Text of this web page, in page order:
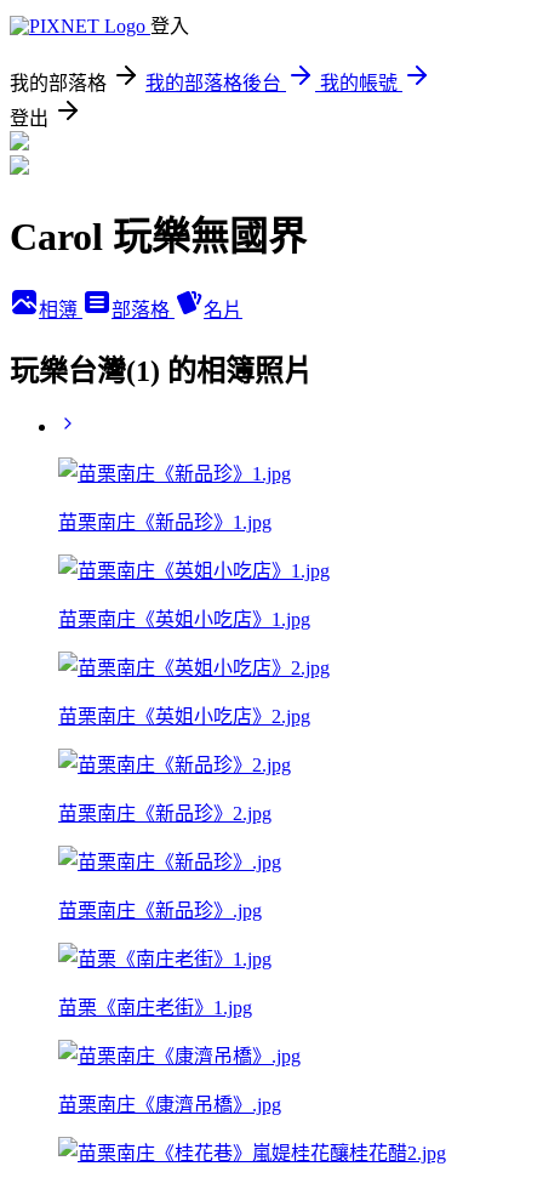
登入
我的部落格 我的部落格後台
我的帳號
登出
Carol 玩樂無國界
相簿 部落格 名片
玩樂台灣(1) 的相簿照片
苗栗南庄《新品珍》1.jpg
苗栗南庄《英姐小吃店》1.jpg
苗栗南庄《英姐小吃店》2.jpg
苗栗南庄《新品珍》2.jpg
苗栗南庄《新品珍》.jpg
苗栗《南庄老街》1.jpg
苗栗南庄《康濟吊橋》.jpg